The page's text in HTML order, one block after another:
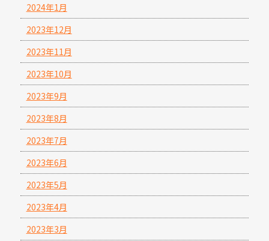
2024年1月
2023年12月
2023年11月
2023年10月
2023年9月
2023年8月
2023年7月
2023年6月
2023年5月
2023年4月
2023年3月